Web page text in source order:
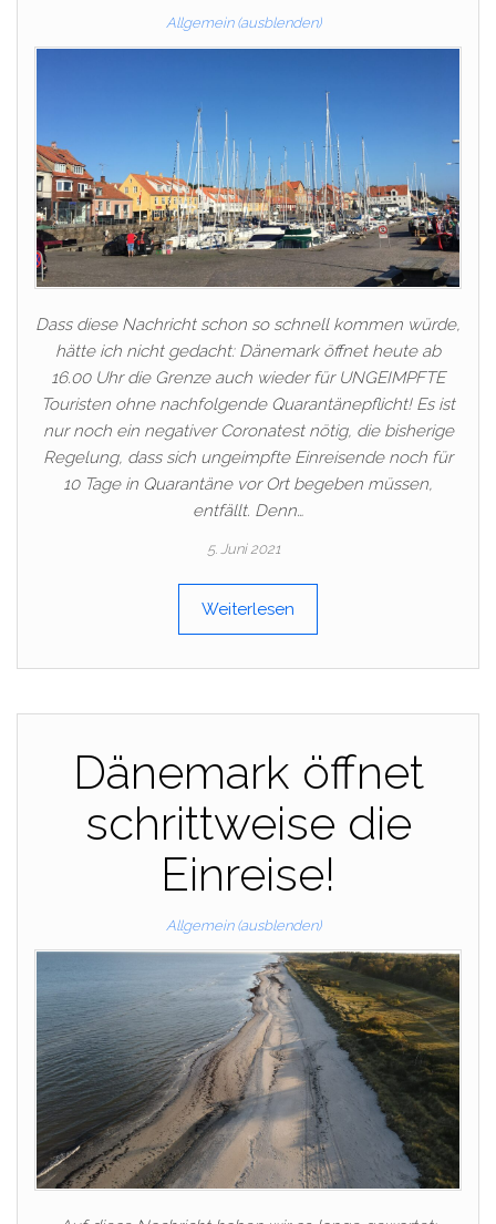
Allgemein (ausblenden)
Dass diese Nachricht schon so schnell kommen würde,
hätte ich nicht gedacht: Dänemark öffnet heute ab
16.00 Uhr die Grenze auch wieder für UNGEIMPFTE
Touristen ohne nachfolgende Quarantänepflicht! Es ist
nur noch ein negativer Coronatest nötig, die bisherige
Regelung, dass sich ungeimpfte Einreisende noch für
10 Tage in Quarantäne vor Ort begeben müssen,
entfällt. Denn…
5. Juni 2021
Weiterlesen
Dänemark öffnet
schrittweise die
Einreise!
Allgemein (ausblenden)